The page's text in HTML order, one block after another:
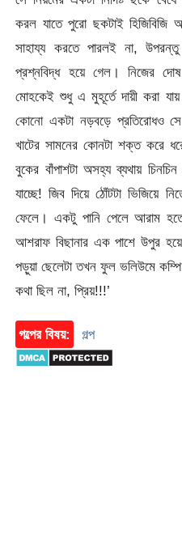
করল যাতে পুরো ছকটাই
সাহায্য করতে পারলই না,
প্রশ্নবিদ্ধ হয়ে গেল। নিজের
মোহকেই শুধু এ মুহূর্তে দায়ী করা
কোনো একটা নড়বড়ে প্রতিরোধও
খাটের সামনের কোনটা শক্ত করে
বুকের বাঁপাশটা অসহ্য ব্যথায়
যাচ্ছে! জিব দিয়ে ঠোঁটটা ভিজিয়ে
ফেলে। একটু পানি পেলে আরাম
আশরাফ বিছানার এক পাশে উপুর
পড়ুয়া ছেলেটা তখন ফুল ভলিউমে
কথা ছিল না, প্রিয়!!!’
গল্পের বিষয়: গল্প